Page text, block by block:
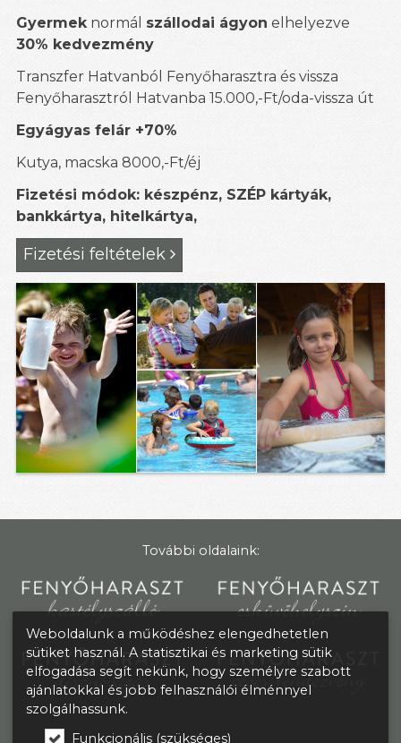
Gyermek normál szállodai ágyon elhelyezve
30% kedvezmény
Transzfer Hatvanból Fenyőharasztra és vissza
Fenyőharasztról Hatvanba 15.000,-Ft/oda-vissza út
Egyágyas felár +70%
Kutya, macska 8000,-Ft/éj
Fizetési módok: készpénz, SZÉP kártyák,
bankkártya, hitelkártya,
Fizetési feltételek
További oldalaink:
Weboldalunk a működéshez elengedhetetlen
sütiket használ. A statisztikai és marketing sütik
elfogadása segít nekünk, hogy személyre szabott
ajánlatokkal és jobb felhasználói élménnyel
szolgálhassunk.
Funkcionális (szükséges)